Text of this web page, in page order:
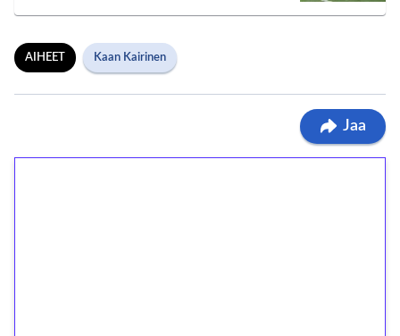
AIHEET Kaan Kairinen
Jaa